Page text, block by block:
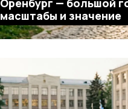
Оренбург — большой
масштабы и значение